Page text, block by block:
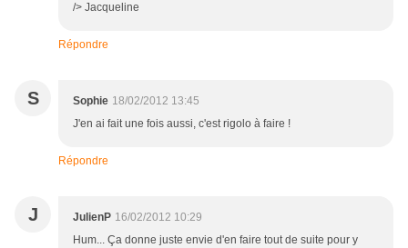
/> Jacqueline
Répondre
S Sophie 18/02/2012 13:45
J'en ai fait une fois aussi, c'est rigolo à faire !
Répondre
J JulienP 16/02/2012 10:29
Hum... Ça donne juste envie d'en faire tout de suite pour y